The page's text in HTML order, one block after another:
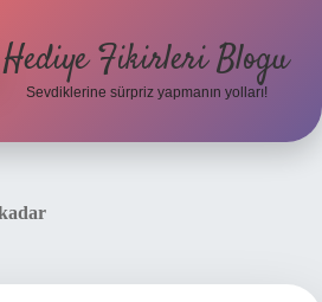
Hediye Fikirleri Blogu
Sevdiklerine sürpriz yapmanın yolları!